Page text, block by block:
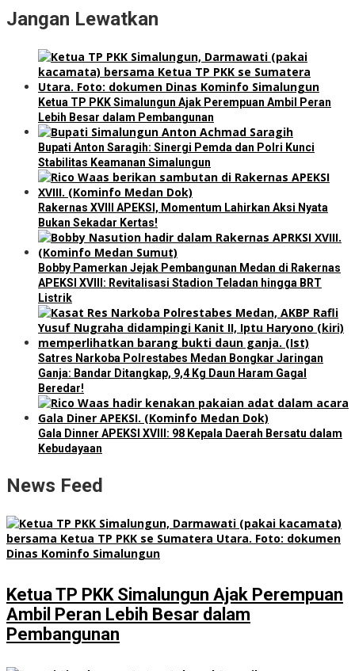
Jangan Lewatkan
Ketua TP PKK Simalungun Ajak Perempuan Ambil Peran
Lebih Besar dalam Pembangunan
Bupati Anton Saragih: Sinergi Pemda dan Polri Kunci
Stabilitas Keamanan Simalungun
Rakernas XVIII APEKSI, Momentum Lahirkan Aksi Nyata
Bukan Sekadar Kertas!
Bobby Pamerkan Jejak Pembangunan Medan di Rakernas
APEKSI XVIII: Revitalisasi Stadion Teladan hingga BRT
Listrik
Satres Narkoba Polrestabes Medan Bongkar Jaringan
Ganja: Bandar Ditangkap, 9,4 Kg Daun Haram Gagal
Beredar!
Gala Dinner APEKSI XVIII: 98 Kepala Daerah Bersatu dalam
Kebudayaan
News Feed
Ketua TP PKK Simalungun Ajak Perempuan
Ambil Peran Lebih Besar dalam
Pembangunan